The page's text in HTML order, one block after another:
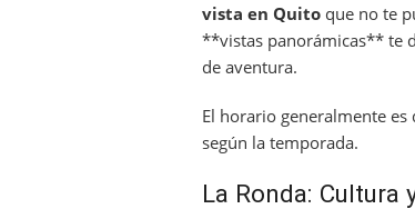
vista en Quito que no te
**vistas panorámicas** te
de aventura.
El horario generalmente
según la temporada.
La Ronda: Cultura